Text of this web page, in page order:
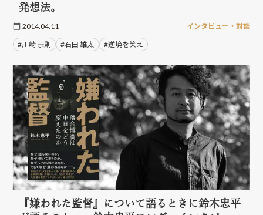
発想法。
2014.04.11 インタビュー・対談
#川崎 宗則 #石田 雄太 #逆境を笑え
『嫌われた監督』について語るときに鈴木忠平